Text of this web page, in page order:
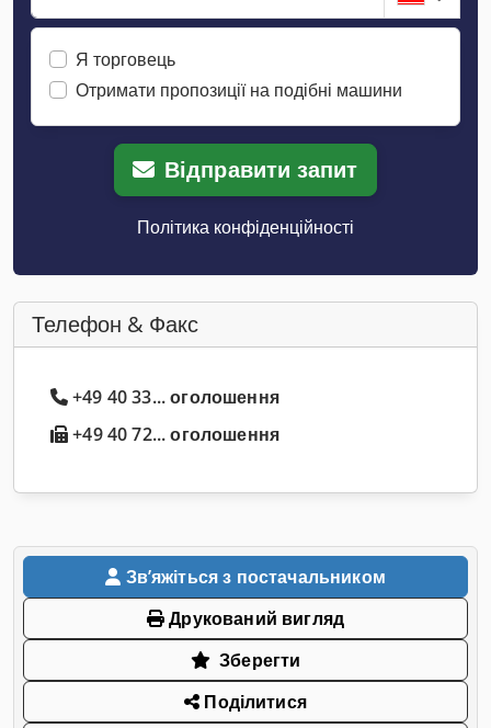
Я торговець
Отримати пропозиції на подібні машини
Відправити запит
Політика конфіденційності
Телефон & Факс
+49 40 33... оголошення
+49 40 72... оголошення
Звʼяжіться з постачальником
Друкований вигляд
Зберегти
Поділитися